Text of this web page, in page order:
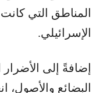
المناطق التي
الإسرائيلي.
إضافةً إلى
البضائع